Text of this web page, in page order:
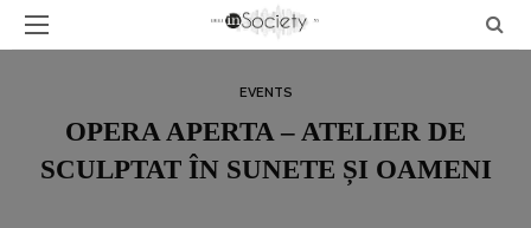
EVENTS
OPERA APERTA – ATELIER DE
SCULPTAT ÎN SUNETE ȘI OAMENI